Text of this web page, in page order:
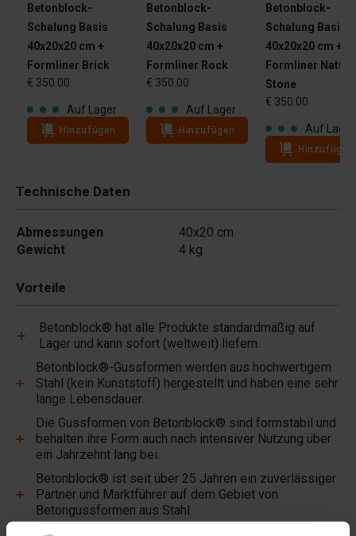
Betonblock-
Schalung Basis
40x20x20 cm +
Formliner Brick
€ 350.00
Auf Lager
Hinzufügen
Betonblock-
Schalung Basis
40x20x20 cm +
Formliner Rock
€ 350.00
Auf Lager
Hinzufügen
Betonblock-
Schalung Basis
40x20x20 cm +
Formliner
Stone
€ 350.00
Auf Lager
Hinzufügen
Technische Daten
Abmessungen
40x20 cm
Gewicht
4 kg
Vorteile
Betonblock® hat alle Produkte standardmäßig auf
Lager und kann sofort (weltweit) liefern.
Betonblock®-Gussformen werden aus hochwertigem
Stahl (kein Kunststoff) hergestellt und haben eine sehr
lange Lebensdauer.
Die Gussformen von Betonblock® sind formstabil und
behalten ihre Form auch nach intensiver Nutzung über
ein Jahrzehnt lang bei.
Betonblock® ist seit über 25 Jahren ein zuverlässiger
Partner und Marktführer auf dem Gebiet von
Betongussformen aus Stahl.